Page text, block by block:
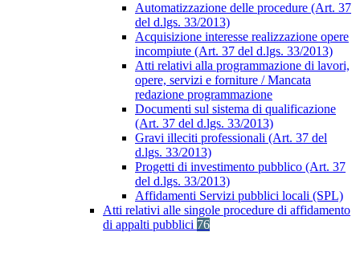
Automatizzazione delle procedure (Art. 37
del d.lgs. 33/2013)
Acquisizione interesse realizzazione opere
incompiute (Art. 37 del d.lgs. 33/2013)
Atti relativi alla programmazione di lavori,
opere, servizi e forniture / Mancata
redazione programmazione
Documenti sul sistema di qualificazione
(Art. 37 del d.lgs. 33/2013)
Gravi illeciti professionali (Art. 37 del
d.lgs. 33/2013)
Progetti di investimento pubblico (Art. 37
del d.lgs. 33/2013)
Affidamenti Servizi pubblici locali (SPL)
Atti relativi alle singole procedure di affidamento
di appalti pubblici 76